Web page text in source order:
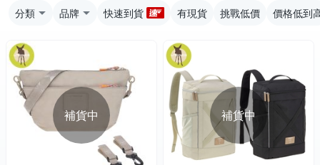
分類 品牌 快速到貨 有現貨 挑戰低價 價格低到
補貨中 補貨中